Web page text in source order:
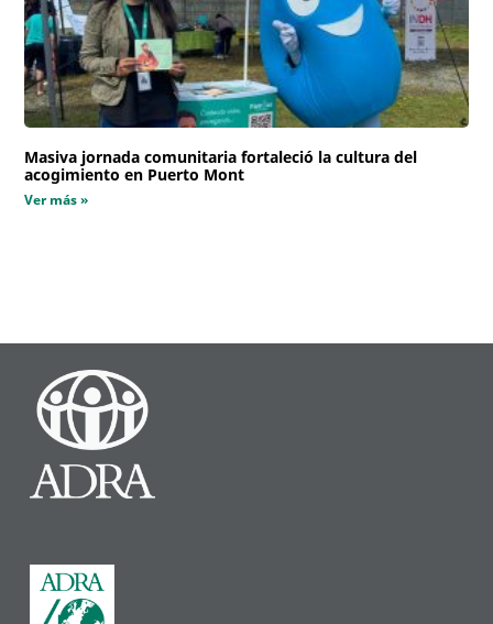
Masiva jornada comunitaria fortaleció la cultura del
acogimiento en Puerto Mont
Ver más »